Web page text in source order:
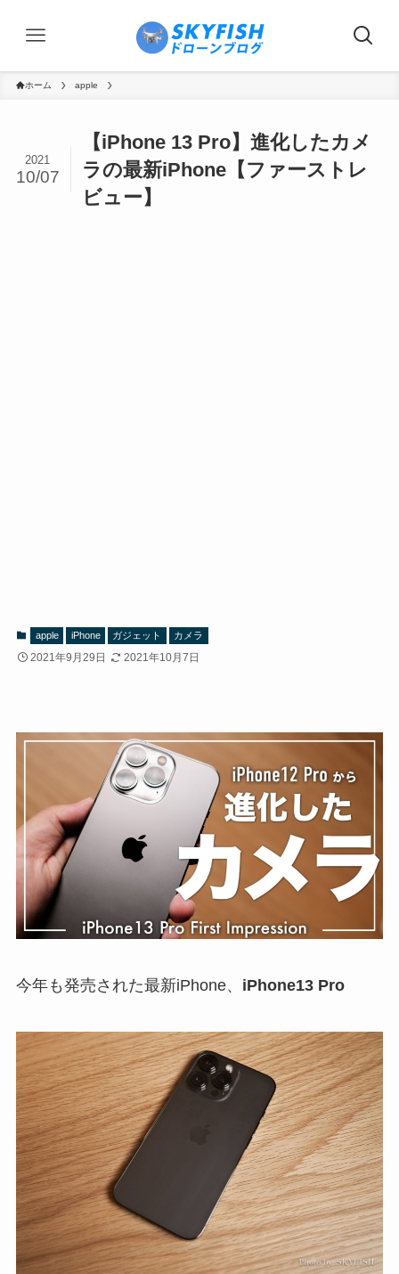
ホーム apple
【iPhone 13 Pro】進化したカメ
ラの最新iPhone【ファーストレ
ビュー】
2021
10/07
apple iPhone ガジェット カメラ
2021年9月29日 2021年10月7日
今年も発売された最新iPhone、 iPhone13 Pro